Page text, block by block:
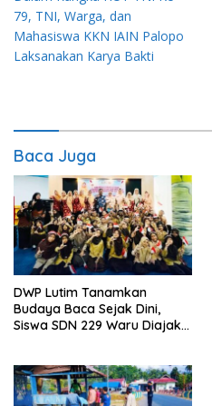
79, TNI, Warga, dan
Mahasiswa KKN IAIN Palopo
Laksanakan Karya Bakti
Baca Juga
DWP Lutim Tanamkan
Budaya Baca Sejak Dini,
Siswa SDN 229 Waru Diajak